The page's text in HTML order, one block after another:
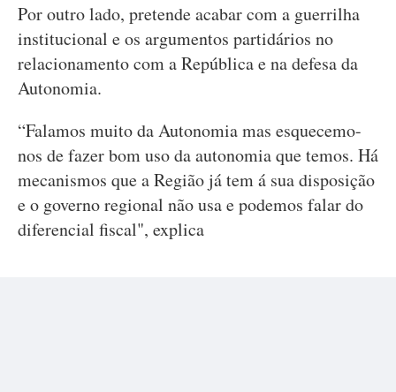
Por outro lado, pretende acabar com a guerrilha
institucional e os argumentos partidários no
relacionamento com a República e na defesa da
Autonomia.
“Falamos muito da Autonomia mas esquecemo-
nos de fazer bom uso da autonomia que temos. Há
mecanismos que a Região já tem á sua disposição
e o governo regional não usa e podemos falar do
diferencial fiscal", explica